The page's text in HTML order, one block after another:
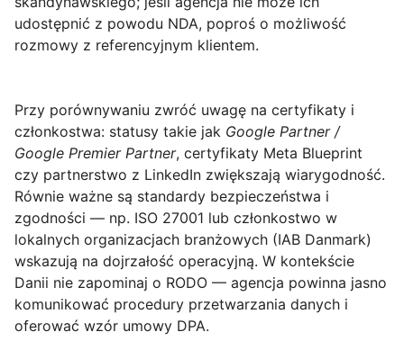
udostępnić z powodu NDA, poproś o możliwość
rozmowy z referencyjnym klientem.
Przy porównywaniu zwróć uwagę na certyfikaty i
członkostwa: statusy takie jak Google Partner /
Google Premier Partner, certyfikaty Meta Blueprint
czy partnerstwo z LinkedIn zwiększają wiarygodność.
Równie ważne są standardy bezpieczeństwa i
zgodności — np. ISO 27001 lub członkostwo w
lokalnych organizacjach branżowych (IAB Danmark)
wskazują na dojrzałość operacyjną. W kontekście
Danii nie zapominaj o RODO — agencja powinna jasno
komunikować procedury przetwarzania danych i
oferować wzór umowy DPA.